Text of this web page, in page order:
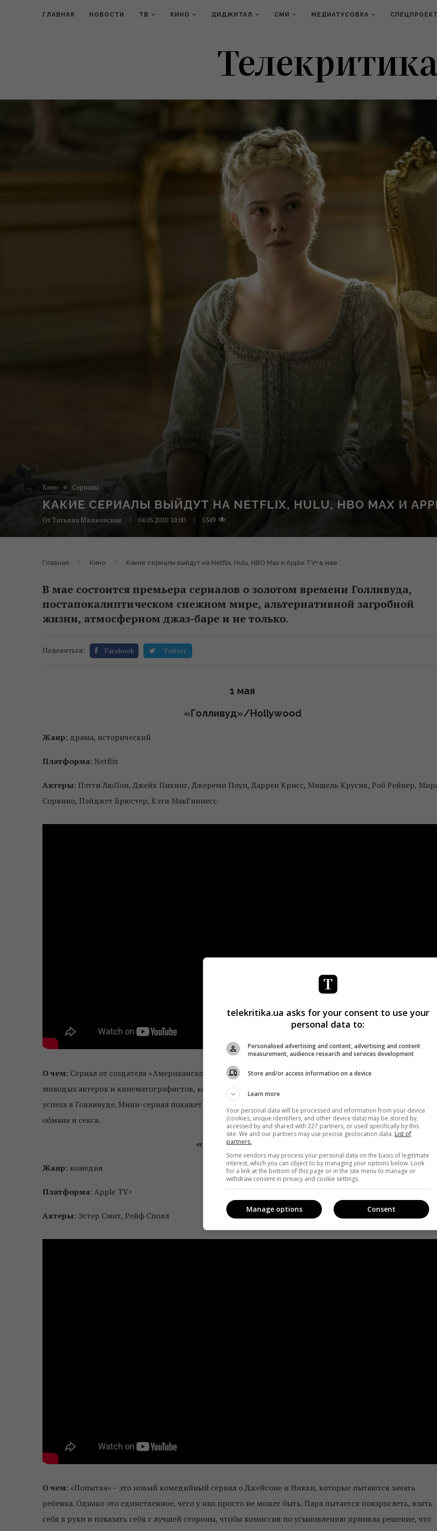
ГЛАВНАЯ НОВОСТИ ТВ КИНО ДИДЖИТАЛ СМИ МЕДИАТУСОВКА
Кино Сериалы
КАКИЕ СЕРИАЛЫ ВЫЙДУТ НА NETFLIX, HULU, HBO MAX И
От Татьяна Мялковская 04.05.2020 10:00 5349
Главная Кино Какие сериалы выйдут на Netflix, Hulu, HBO Max и Apple TV+ в мае
В мае состоится премьера сериалов о золотом времени Голливуда,
постапокалиптическом снежном мире, альтернативной загробной
жизни, атмосферном джаз-баре и не только.
Поделиться: Facebook Twitter
1 мая
«Голливуд»/Hollywood
Жанр: драма, исторический
Платформа: Netflix
Актеры: Пэтти ЛюПон, Джейк Пикинг, Джереми Поуп, Даррен Крисс, Мишель Крусик, Роб Рейнер,
Сорвино, Пэйджет Брюстер, Кэти МакГиннесс
О чем: Сериал от создателя «Американской истории ужасов» Райяна Мерфи. В центре сюжета группа
молодых актеров и кинематографистов, которые после Второй мировой войны пытаются добиться
успеха в Голливуде. Мини-сериал покажет тайную жизнь киноиндустрии, полную несправедливости,
обмана и секса.
«Попытка»/Trying
Жанр: комедия
Платформа: Apple TV+
Актеры: Эстер Смит, Рейф Сполл
О чем: «Попытка» – это новый комедийный сериал о Джейсоне и Никки, которые пытаются зачать
ребенка. Однако это единственное, чего у них просто не может быть. Пара пытается повзрослеть, взять
себя в руки и показать себя с лучшей стороны, чтобы комиссия по усыновлению приняла решение, что
telekritika.ua asks for your consent to use your
personal data to:
Personalised advertising and content, advertising and content
measurement, audience research and services development
Store and/or access information on a device
Learn more
Your personal data will be processed and information from your device
(cookies, unique identifiers, and other device data) may be stored by,
accessed by and shared with 227 partners, or used specifically by this
site. We and our partners may use precise geolocation data. List of
partners.
Some vendors may process your personal data on the basis of legitimate
interest, which you can object to by managing your options below. Look
for a link at the bottom of this page or in the site menu to manage or
withdraw consent in privacy and cookie settings.
Consent
Manage options